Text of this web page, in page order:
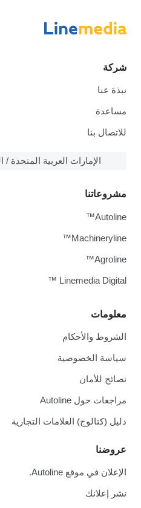
شركة
نبذة عنا
مساعدة
للاتصال بنا
الإمارات العربية المتحدة /
معلومات
الشروط والأحكام
سياسة الخصوصية
نصائح للأمان
مراجعات حول Autoline
دليل (كتالوج) العلامات التجارية
عروضنا
الإعلان في موقع Autoline.
نشر إعلانك
مشروعاتنا
Autoline™
Machineryline™
Agroline™
Linemedia Digital ™